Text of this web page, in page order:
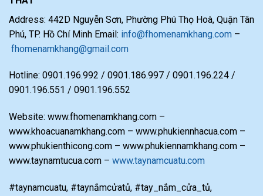
Address: 442D Nguyễn Sơn, Phường Phú Thọ Hoà, Quận Tân
Phú, TP. Hồ Chí Minh Email: info@fhomenamkhang.com –
fhomenamkhang@gmail.com
Hotline: 0901.196.992 / 0901.186.997 / 0901.196.224 /
0901.196.551 / 0901.196.552
Website: www.fhomenamkhang.com –
www.khoacuanamkhang.com – www.phukiennhacua.com –
www.phukienthicong.com – www.phukiennamkhang.com –
www.taynamtucua.com – www.taynamcuatu.com
#taynamcuatu, #taynắmcửatủ, #tay_nắm_cửa_tủ,